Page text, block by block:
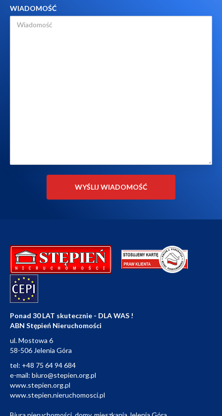
WIADOMOŚĆ
Ponad 30 LAT skutecznie - DLA WAS !
ABN Stępień Nieruchomości
ul. Mostowa 6
58-506 Jelenia Góra
tel: +48 75 64 94 684
e-mail: biuro@stepien.org.pl
www.stepien.org.pl
www.stepien.nieruchomosci.pl